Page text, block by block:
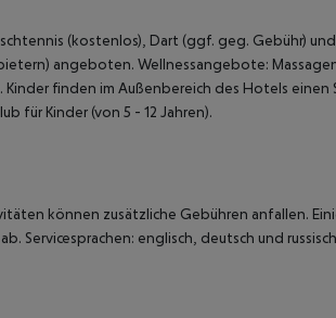
(kostenlos), Dart (ggf. geg. Gebühr)
angeboten. Wellnessangebote:
finden im Außenbereich des Hotels
für Kinder (von 5 - 12 Jahren).
können zusätzliche Gebühren anfallen.
Servicesprachen: englisch, deutsch und